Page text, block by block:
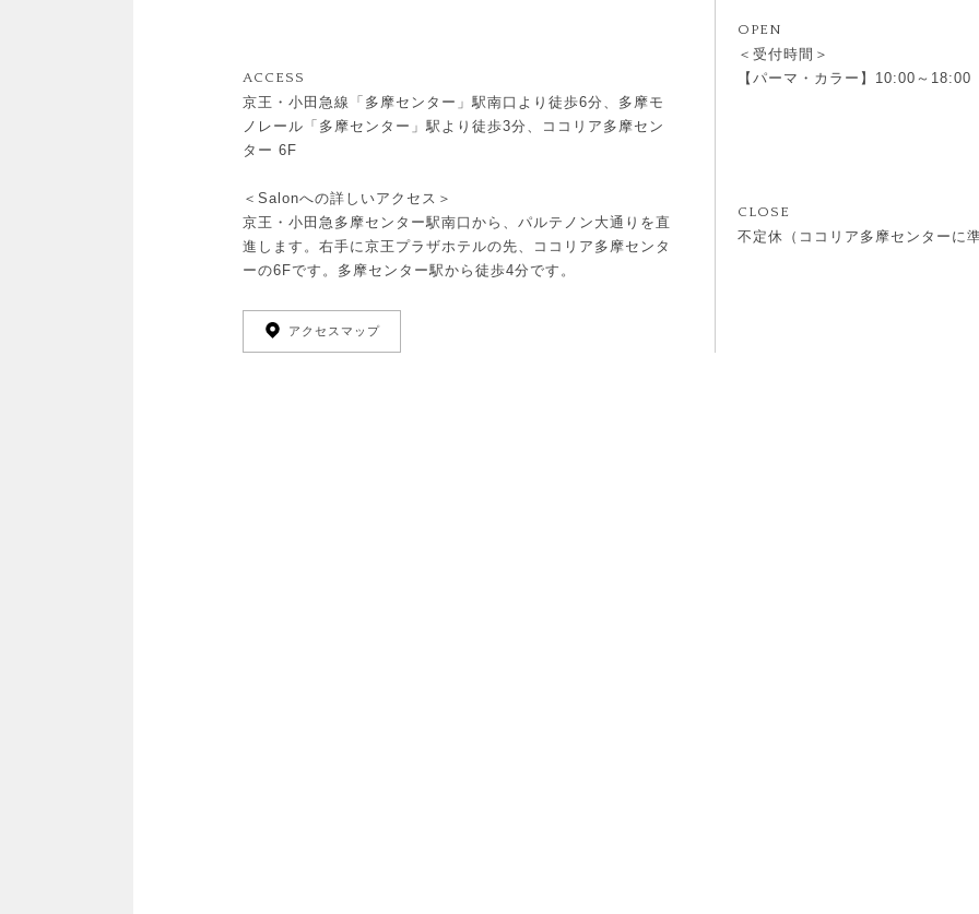
ACCESS
京王・小田急線「多摩センター」駅南口より徒歩6分、多摩モ
ノレール「多摩センター」駅より徒歩3分、ココリア多摩セン
ター 6F
＜Salonへの詳しいアクセス＞
京王・小田急多摩センター駅南口から、パルテノン大通りを直
進します。右手に京王プラザホテルの先、ココリア多摩センタ
ーの6Fです。多摩センター駅から徒歩4分です。
アクセスマップ
OPEN
＜受付時間＞
【パーマ・カラー】10:00～
CLOSE
不定休（ココリア多摩センターに